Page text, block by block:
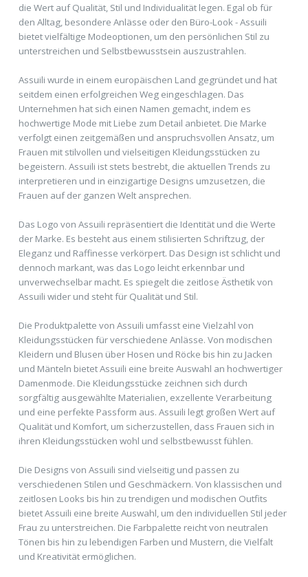
die Wert auf Qualität, Stil und Individualität legen. Egal ob für
den Alltag, besondere Anlässe oder den Büro-Look - Assuili
bietet vielfältige Modeoptionen, um den persönlichen Stil zu
unterstreichen und Selbstbewusstsein auszustrahlen.
Assuili wurde in einem europäischen Land gegründet und hat
seitdem einen erfolgreichen Weg eingeschlagen. Das
Unternehmen hat sich einen Namen gemacht, indem es
hochwertige Mode mit Liebe zum Detail anbietet. Die Marke
verfolgt einen zeitgemäßen und anspruchsvollen Ansatz, um
Frauen mit stilvollen und vielseitigen Kleidungsstücken zu
begeistern. Assuili ist stets bestrebt, die aktuellen Trends zu
interpretieren und in einzigartige Designs umzusetzen, die
Frauen auf der ganzen Welt ansprechen.
Das Logo von Assuili repräsentiert die Identität und die Werte
der Marke. Es besteht aus einem stilisierten Schriftzug, der
Eleganz und Raffinesse verkörpert. Das Design ist schlicht und
dennoch markant, was das Logo leicht erkennbar und
unverwechselbar macht. Es spiegelt die zeitlose Ästhetik von
Assuili wider und steht für Qualität und Stil.
Die Produktpalette von Assuili umfasst eine Vielzahl von
Kleidungsstücken für verschiedene Anlässe. Von modischen
Kleidern und Blusen über Hosen und Röcke bis hin zu Jacken
und Mänteln bietet Assuili eine breite Auswahl an hochwertiger
Damenmode. Die Kleidungsstücke zeichnen sich durch
sorgfältig ausgewählte Materialien, exzellente Verarbeitung
und eine perfekte Passform aus. Assuili legt großen Wert auf
Qualität und Komfort, um sicherzustellen, dass Frauen sich in
ihren Kleidungsstücken wohl und selbstbewusst fühlen.
Die Designs von Assuili sind vielseitig und passen zu
verschiedenen Stilen und Geschmäckern. Von klassischen und
zeitlosen Looks bis hin zu trendigen und modischen Outfits
bietet Assuili eine breite Auswahl, um den individuellen Stil jeder
Frau zu unterstreichen. Die Farbpalette reicht von neutralen
Tönen bis hin zu lebendigen Farben und Mustern, die Vielfalt
und Kreativität ermöglichen.